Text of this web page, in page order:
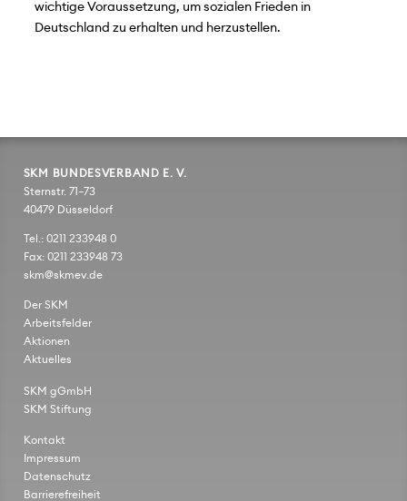
wichtige Voraussetzung, um sozialen Frieden in
Deutschland zu erhalten und herzustellen.
SKM BUNDESVERBAND E. V.
Sternstr. 71–73
40479 Düsseldorf
Tel.: 0211 233948 0
Fax: 0211 233948 73
skm@skmev.de
Der SKM
Arbeitsfelder
Aktionen
Aktuelles
SKM gGmbH
SKM Stiftung
Kontakt
Impressum
Datenschutz
Barrierefreiheit